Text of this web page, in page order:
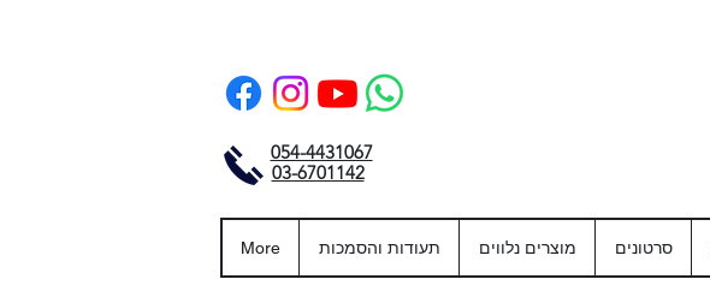
054-4431067
03-6701142
סרטונים מוצרים נלווים תעודות והסמכות More